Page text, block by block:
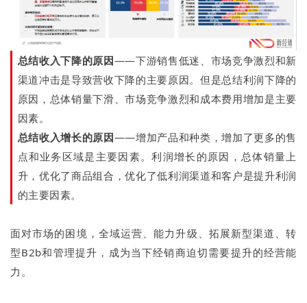
总结收入下降的原因——下游销售低迷、市场竞争激烈和新
渠道冲击是导致营收下降的主要原因。但是总结利润下降的
原因，总体销量下滑、市场竞争激烈和成本费用增加是主要
因素。
总结收入增长的原因——增加产品和种类，增加了更多的售
点和业务区域是主要因素。利润增长的原因，总体销量上
升，优化了商品组合，优化了低利润渠道和客户是提升利润
的主要因素。
面对市场的困境，全域运营、能力升级、拓展新型渠道、转
型B2b和管理提升，成为当下经销商迫切需要提升的经营能
力。